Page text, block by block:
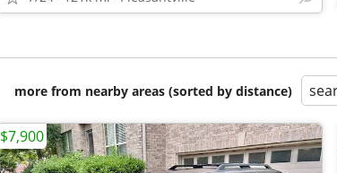
more from nearby areas (sorted by distance)
$7,900